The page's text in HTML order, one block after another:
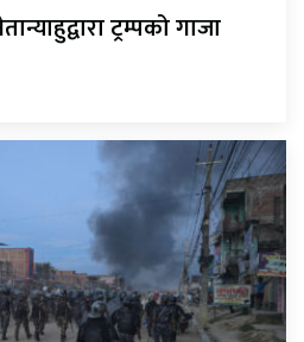
ट्रम्पको गाजा